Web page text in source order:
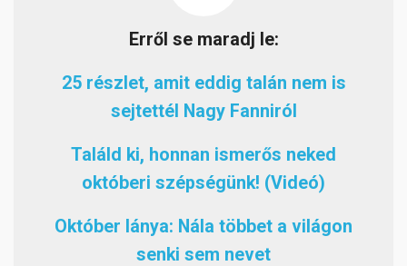
Erről se maradj le:
25 részlet, amit eddig talán nem is
sejtettél Nagy Fanniról
Találd ki, honnan ismerős neked
októberi szépségünk! (Videó)
Október lánya: Nála többet a világon
senki sem nevet